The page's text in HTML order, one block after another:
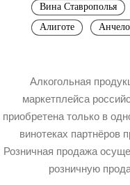
Вина Ставрополья
Алиготе
Алкогольная
маркетплейса
приобретена только в
винотеках партнёров
Розничная продажа
розничную